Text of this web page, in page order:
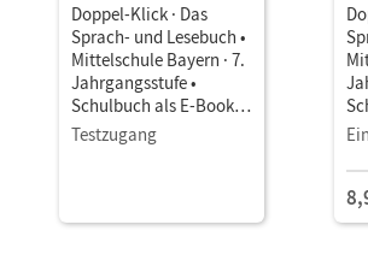
Doppel-Klick · Das
Sprach- und Lesebuch •
Mittelschule Bayern · 7.
Jahrgangsstufe •
Schulbuch als E-Book
Für Regelklassen
Testzugang